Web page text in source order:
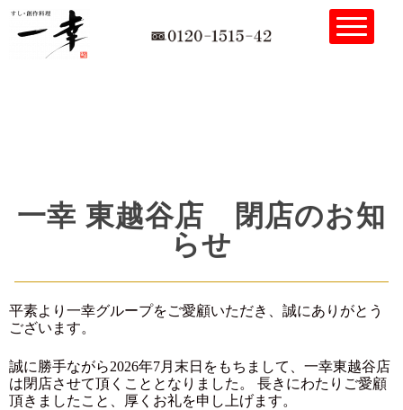
一幸 東越谷店 閉店のお知
らせ
平素より一幸グループをご愛顧いただき、誠にありがとう
ございます。
誠に勝手ながら2026年7月末日をもちまして、一幸東越谷店
は閉店させて頂くこととなりました。 長きにわたりご愛顧
頂きましたこと、厚くお礼を申し上げます。